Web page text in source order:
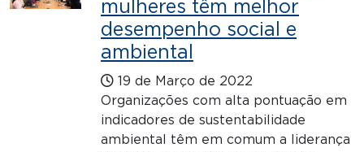
mulheres têm melhor
desempenho social e
ambiental
19 de Março de 2022
Organizações com alta pontuação em
indicadores de sustentabilidade
ambiental têm em comum a liderança